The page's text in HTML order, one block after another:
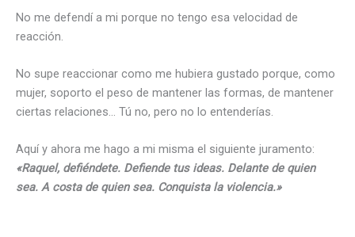
No me defendí a mi porque no tengo esa velocidad de
reacción.
No supe reaccionar como me hubiera gustado porque, como
mujer, soporto el peso de mantener las formas, de mantener
ciertas relaciones… Tú no, pero no lo entenderías.
Aquí y ahora me hago a mi misma el siguiente juramento:
«Raquel, defiéndete. Defiende tus ideas. Delante de quien
sea. A costa de quien sea. Conquista la violencia.»